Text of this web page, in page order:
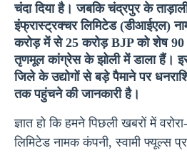
चंदा दिया है। जबकि चंद्रपुर के
इंफ्रास्ट्रक्चर लिमिटेड (डीआईएल)
करोड़ में से 25 करोड़ BJP को शेष
तृणमूल कांग्रेस के झोली में डाला हैं।
जिले के उद्योगों से बड़े पैमाने पर
तक पहुंचने की जानकारी है।
ज्ञात हो कि हमने पिछली खबरों में
लिमिटेड नामक कंपनी, स्वामीफ्यूल्स